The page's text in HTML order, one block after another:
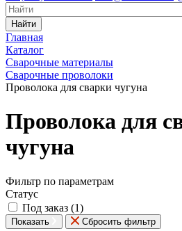
Найти
Главная
Каталог
Сварочные материалы
Сварочные проволоки
Проволока для сварки чугуна
Проволока для
чугуна
Фильтр по параметрам
Статус
Под заказ (1)
Показать Сбросить фильтр